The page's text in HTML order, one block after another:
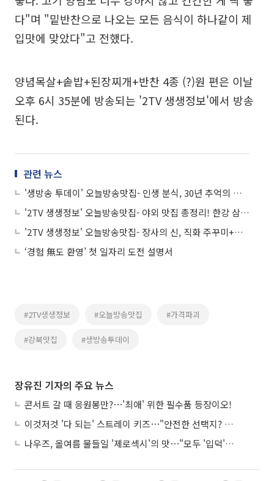
다"며 "밑반찬으로 나오는 모든 음식이 하나같이 제
입맛에 맞았다"고 전했다.
양념목살+솥밥+된장찌개+반찬 4종 (?)원 편은 이날
오후 6시 35분에 방송되는 '2TV 생생정보'에서 방송
된다.
관련 뉴스
'생방송 투데이' 오늘방송맛집- 인생 분식, 30년 추억의 떡볶이 맛집 '골○'
'2TV 생생정보' 오늘방송맛집- 야외 맛집 총정리! 한강 삼겹살→노상 횟집 어디?
'2TV 생생정보' 오늘방송맛집- 장사의 신, 직화 주꾸미+피자 맛집 '화○○○'
‘경험 無도 환영’ 첫 일자리 도전 설명서
#2TV생생정보 #오늘방송맛집 #가격파괴
#강북맛집 #생방송투데이
장유진 기자의 주요 뉴스
콘서트 갈 때 응원봉만?⋯'최애' 위한 필수품 등장이오!
이것저것 '다 되는' 스트레이 키즈⋯"안전한 선택지? 도전이 재밌죠"
나우즈, 올여름 물들일 '제로섹시'의 맛⋯"모두 '입덕'시킬 것"